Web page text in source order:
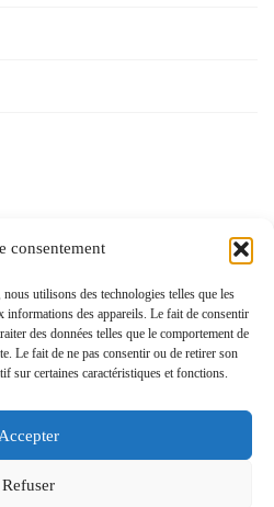
consentement
utilisons des technologies telles que les
informations des appareils. Le fait de consentir
des données telles que le comportement de
Le fait de ne pas consentir ou de retirer son
sur certaines caractéristiques et fonctions.
Accepter
Refuser
2026. Tous droits réservés.